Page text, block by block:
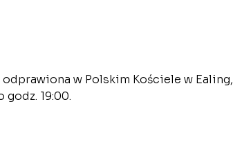
odprawiona w Polskim Kościele w Ealing,
godz. 19:00.